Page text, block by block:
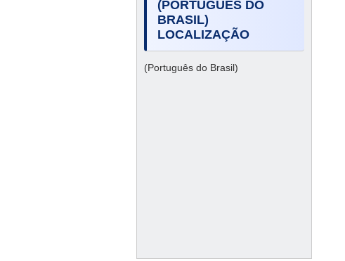
(PORTUGUÊS DO
BRASIL)
LOCALIZAÇÃO
(Português do Brasil)